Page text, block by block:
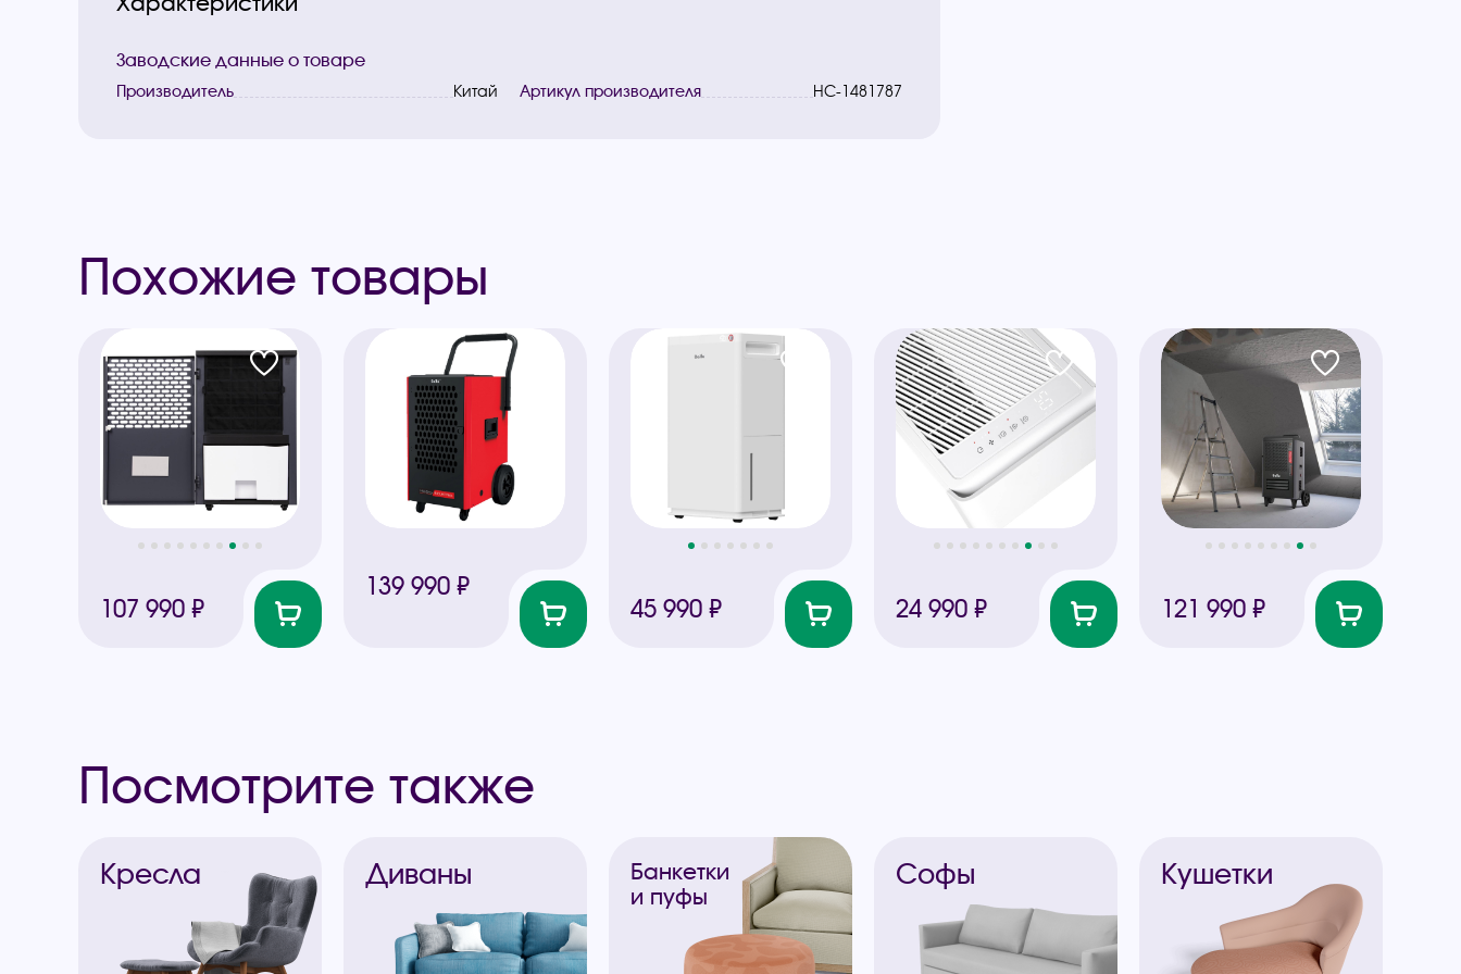
Заводские данные о товаре
Производитель Китай Артикул производителя НС-1481787
Похожие товары
107 990 ₽
139 990 ₽
45 990 ₽ 24 990 ₽ 121 990 ₽
Посмотрите также
Кресла Диваны
Банкетки
и пуфы
Софы Кушетки